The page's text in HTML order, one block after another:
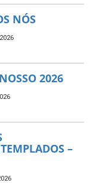
NÓS
2026
–